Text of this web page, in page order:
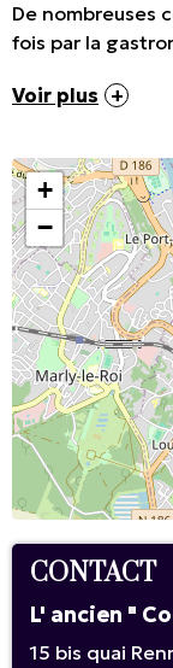
De nombreuses
fois par la
Voir plus
+
−
CONTACT
L' ancien "
15 bis quai